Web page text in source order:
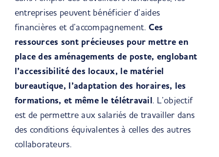
entreprises peuvent bénéficier d’aides
financières et d’accompagnement. Ces
ressources sont précieuses pour mettre en
place des aménagements de poste, englobant
l’accessibilité des locaux, le matériel
bureautique, l’adaptation des horaires, les
formations, et même le télétravail. L’objectif
est de permettre aux salariés de travailler dans
des conditions équivalentes à celles des autres
collaborateurs.